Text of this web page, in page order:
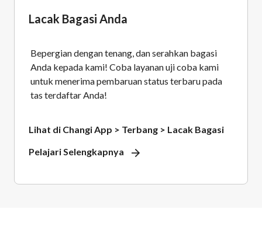
Lacak Bagasi Anda
Bepergian dengan tenang, dan serahkan bagasi
Anda kepada kami! Coba layanan uji coba kami
untuk menerima pembaruan status terbaru pada
tas terdaftar Anda!
Lihat di Changi App > Terbang > Lacak Bagasi
Pelajari Selengkapnya